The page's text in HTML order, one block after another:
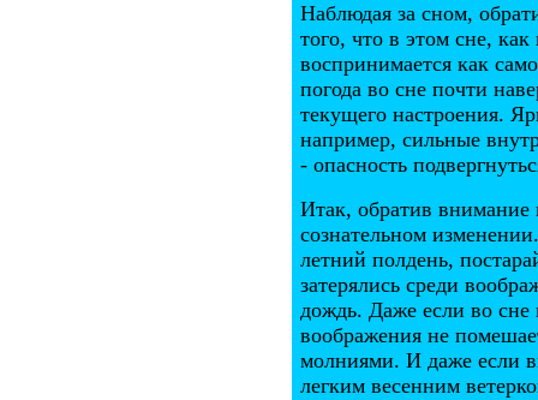
Наблюдая за сном,
того, что в этом сне,
воспринимается как
погода во сне почти
текущего настроения.
например, сильные
- опасность
Итак, обратив внимание
сознательном
летний полдень,
затерялись среди
дождь. Даже если во сне
воображения не
молниями. И даже если
легким весенним